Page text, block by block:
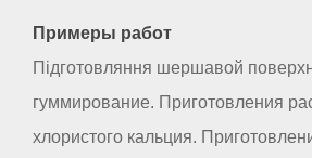
Примеры работ
Підготовляння шершавой
гуммирование. Приготовления
хлористого кальция.